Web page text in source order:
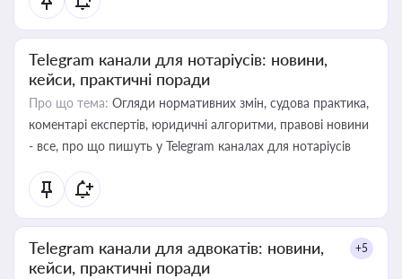
Telegram канали для нотаріусів: новини,
кейси, практичні поради
Про що тема: Огляди нормативних змін, судова практика,
коментарі експертів, юридичні алгоритми, правові новини
- все, про що пишуть у Telegram каналах для нотаріусів
Telegram канали для адвокатів: новини,
кейси, практичні поради
+5